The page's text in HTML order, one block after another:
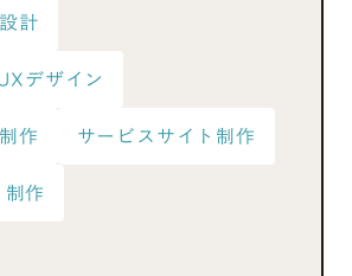
計
デザイン
作
サービスサイト制作
作